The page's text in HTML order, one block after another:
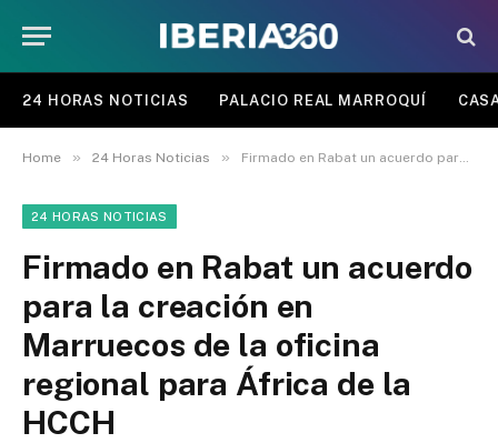
24 HORAS NOTICIAS PALACIO REAL MARROQUÍ
Home » 24 Horas Noticias » Firmado en Rabat un acuerdo para la creación en Marruecos de la oficina regional para África de la HCCH
24 HORAS NOTICIAS
Firmado en Rabat un acuerdo
para la creación en
Marruecos de la oficina
regional para África de la
HCCH